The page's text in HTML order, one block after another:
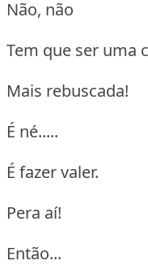
Não, não
Tem que ser uma
Mais rebuscada!
É né.....
É fazer valer.
Pera aí!
Então...